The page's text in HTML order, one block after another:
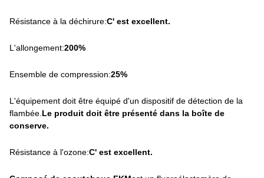
Résistance à la déchirure:C' est excellent.
L'allongement:200%
Ensemble de compression:25%
L'équipement doit être équipé d'un dispositif de détection de la
flambée. Le produit doit être présenté dans la boîte de
conserve.
Résistance à l'ozone:C' est excellent.